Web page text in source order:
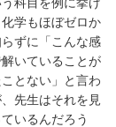
学もほぼゼロか
ずに「こんな感
いていることが
とない」と言わ
先生はそれを見
いるんだろう